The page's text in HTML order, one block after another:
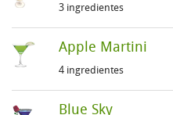
3 ingredientes
Apple Martini
4 ingredientes
Blue Sky